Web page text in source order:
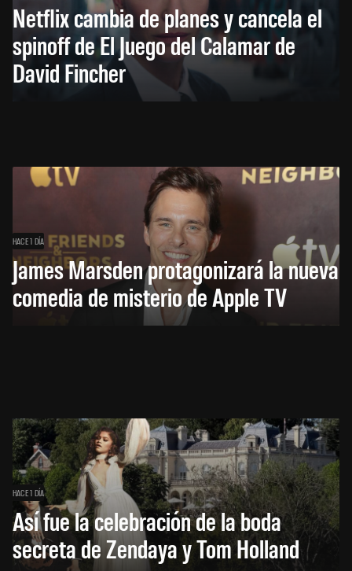
Netflix cambia de planes y cancela el
spinoff de El Juego del Calamar de
David Fincher
HACE 1 DÍA
James Marsden protagonizará la nueva
comedia de misterio de Apple TV
HACE 1 DÍA
Así fue la celebración de la boda
secreta de Zendaya y Tom Holland